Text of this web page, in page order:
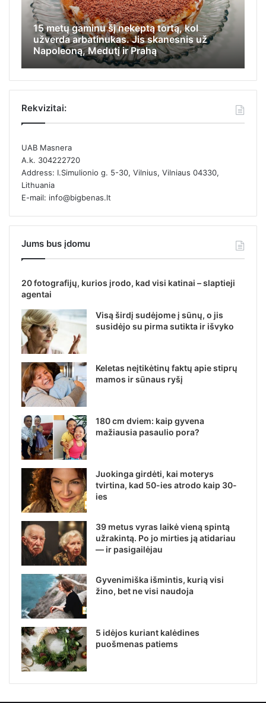
15 metų gaminu šį nekeptą tortą, kol
užverda arbatinukas. Jis skanesnis už
Napoleoną, Medutį ir Prahą
Rekvizitai:
UAB Masnera
A.k. 304222720
Address: I.Simulionio g. 5-30, Vilnius, Vilniaus 04330,
Lithuania
E-mail: info@bigbenas.lt
Jums bus įdomu
20 fotografijų, kurios įrodo, kad visi katinai – slaptieji
agentai
Visą širdį sudėjome į sūnų, o jis
susidėjo su pirma sutikta ir išvyko
Keletas neįtikėtinų faktų apie stiprų
mamos ir sūnaus ryšį
180 cm dviem: kaip gyvena
mažiausia pasaulio pora?
Juokinga girdėti, kai moterys
tvirtina, kad 50-ies atrodo kaip 30-
ies
39 metus vyras laikė vieną spintą
užrakintą. Po jo mirties ją atidariau
— ir pasigailėjau
Gyvenimiška išmintis, kurią visi
žino, bet ne visi naudoja
5 idėjos kuriant kalėdines
puošmenas patiems